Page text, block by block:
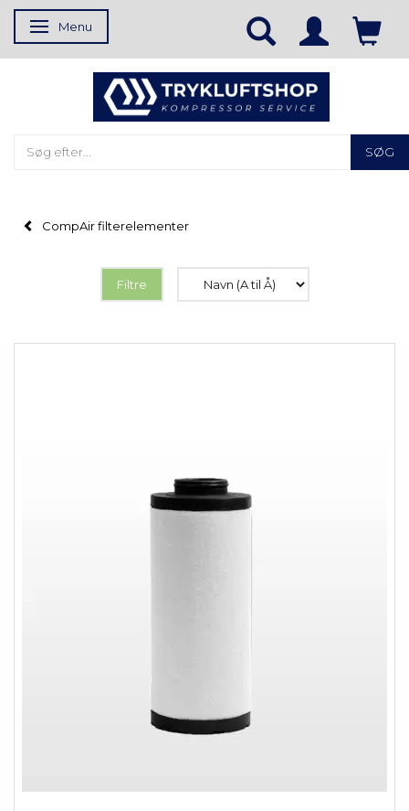
Skifte navigation
Menu
SØG
CompAir filterelementer
Filtre